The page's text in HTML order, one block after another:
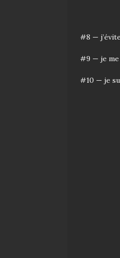
#8 —
#9 — je me
#10 — je